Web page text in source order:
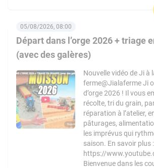
Départ dans l’orge 2026 + triage
(avec des galères)
05/08/2026, 08:00
Nouvelle vidéo de Ji à
ferme@Jialaferme Ji
d’orge 2026 ! Il vous
récolte, tri du grain,
réparation à l’atelier,
pâturages,
les imprévus qui
saison. En savoir plus
https://
Bienvenue dans les